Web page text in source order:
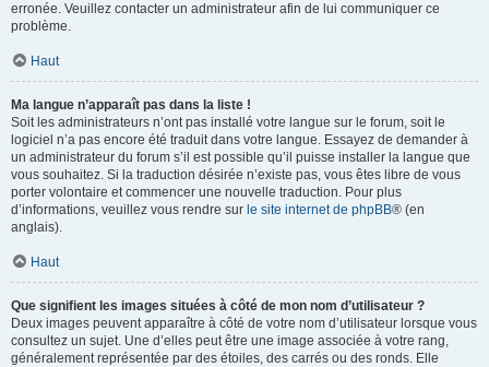
erronée. Veuillez contacter un administrateur afin de lui communiquer ce
problème.
Haut
Ma langue n’apparaît pas dans la liste !
Soit les administrateurs n’ont pas installé votre langue sur le forum, soit le
logiciel n’a pas encore été traduit dans votre langue. Essayez de demander à
un administrateur du forum s’il est possible qu’il puisse installer la langue que
vous souhaitez. Si la traduction désirée n’existe pas, vous êtes libre de vous
porter volontaire et commencer une nouvelle traduction. Pour plus
d’informations, veuillez vous rendre sur le site internet de phpBB® (en
anglais).
Haut
Que signifient les images situées à côté de mon nom d’utilisateur ?
Deux images peuvent apparaître à côté de votre nom d’utilisateur lorsque vous
consultez un sujet. Une d’elles peut être une image associée à votre rang,
généralement représentée par des étoiles, des carrés ou des ronds. Elle